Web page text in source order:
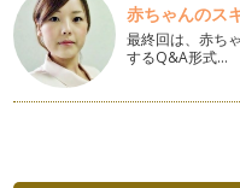
クリスマスパーティのア
キッズパーティの第二の
ーキ！今回は、私がこれま
赤ちゃんのス
最終回は、赤ち
するQ&A形式…